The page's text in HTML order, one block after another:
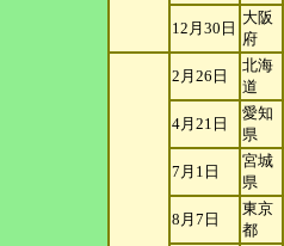
12月30日
大阪
府
2月26日
北海
道
4月21日
愛知
県
7月1日
宮城
県
8月7日
東京
都